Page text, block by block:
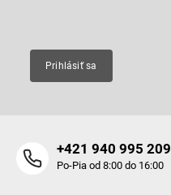
Prihlásiť sa
+421 940 995 209
Po-Pia od 8:00 do 16:00